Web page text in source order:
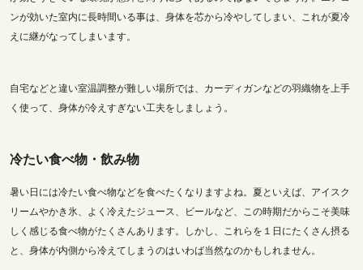
ンが効いた室内に長時間いる事は、身体を芯から冷やしてしまい、これが夏冷
えに継がなってしまいます。
自宅などと違い室温調整が難しい場所では、カーディガンなどの羽織物を上手
く使って、身体が冷えすぎない工夫をしましょう。
冷たい食べ物・飲み物
暑い日には冷たい食べ物などを食べたくなりますよね。夏といえば、アイスク
リームやかき氷、よく冷えたジュース、ビールなど、この時期だからこそ美味
しく感じる食べ物がたくさんあります。しかし、これらを１日にたくさん摂る
と、身体が内側から冷えてしまうのはいわば当然なのかもしれません。